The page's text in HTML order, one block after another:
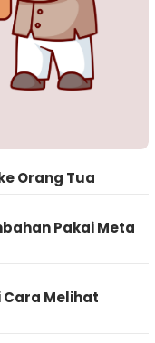
Orang Tua
Pakai Meta
Cara Melihat